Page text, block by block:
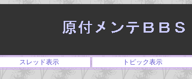
スレッド表示 トピック表示